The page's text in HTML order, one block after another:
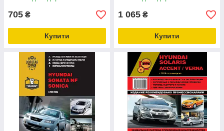
705 ₴
Купити
1 065 ₴
Купити